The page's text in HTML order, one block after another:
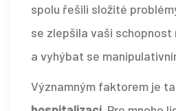
spolu řešili složité
se zlepšila vaši
a vyhýbat se
Významným faktorem je